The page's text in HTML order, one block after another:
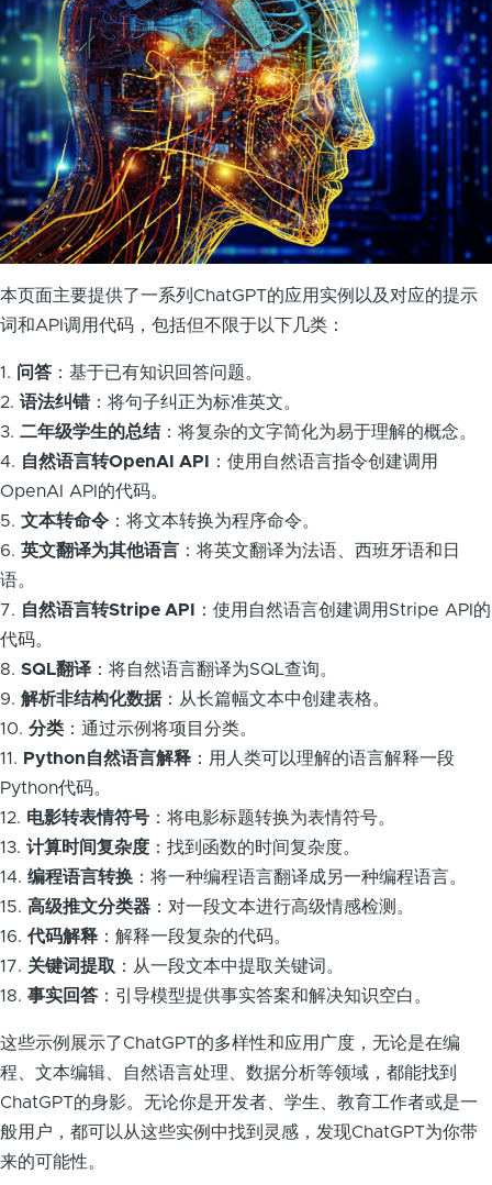
本页面主要提供了一系列ChatGPT的应用实例以及对应的提示
词和API调用代码，包括但不限于以下几类：
1. 问答 ：基于已有知识回答问题。
2. 语法纠错 ：将句子纠正为标准英文。
3. 二年级学生的总结：将复杂的文字简化为易于理解的概念。
4. 自然语言转OpenAI API
：使用自然语言指令创建调用
OpenAI API的代码。
5. 文本转命令 ：将文本转换为程序命令。
6. 英文翻译为其他语言 ：将英文翻译为法语、西班牙语和日
语。
7. 自然语言转Stripe API
：使用自然语言创建调用Stripe API的
代码。
8. SQL翻译 ：将自然语言翻译为SQL查询。
9. 解析非结构化数据：从长篇幅文本中创建表格。
10. 分类 ：通过示例将项目分类。
11. Python自然语言解释 ：用人类可以理解的语言解释一段
Python代码。
12. 电影转表情符号 ：将电影标题转换为表情符号。
13. 计算时间复杂度 ：找到函数的时间复杂度。
14. 编程语言转换 ：将一种编程语言翻译成另一种编程语言。
15. 高级推文分类器 ：对一段文本进行高级情感检测。
16. 代码解释 ：解释一段复杂的代码。
17. 关键词提取 ：从一段文本中提取关键词。
18. 事实回答 ：引导模型提供事实答案和解决知识空白。
这些示例展示了ChatGPT的多样性和应用广度，无论是在编
程、文本编辑、自然语言处理、数据分析等领域，都能找到
ChatGPT的身影。无论你是开发者、学生、教育工作者或是一
般用户，都可以从这些实例中找到灵感，发现ChatGPT为你带
来的可能性。